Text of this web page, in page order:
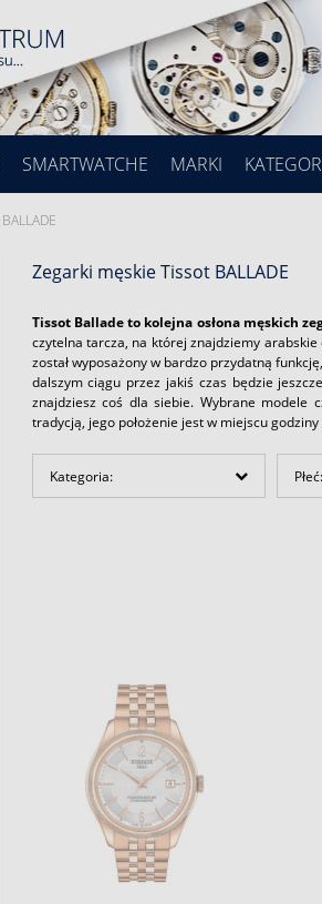
SMARTWATCHE MARKI
BALLADE
Zegarki męskie Tissot BALLADE
Tissot Ballade to kolejna osłona męskich
czytelna tarcza, na której znajdziemy
został wyposażony w bardzo przydatną
dalszym ciągu przez jakiś czas będzie
znajdziesz coś dla siebie. Wybrane modele
tradycją, jego położenie jest w miejscu
Kategoria: Płeć: